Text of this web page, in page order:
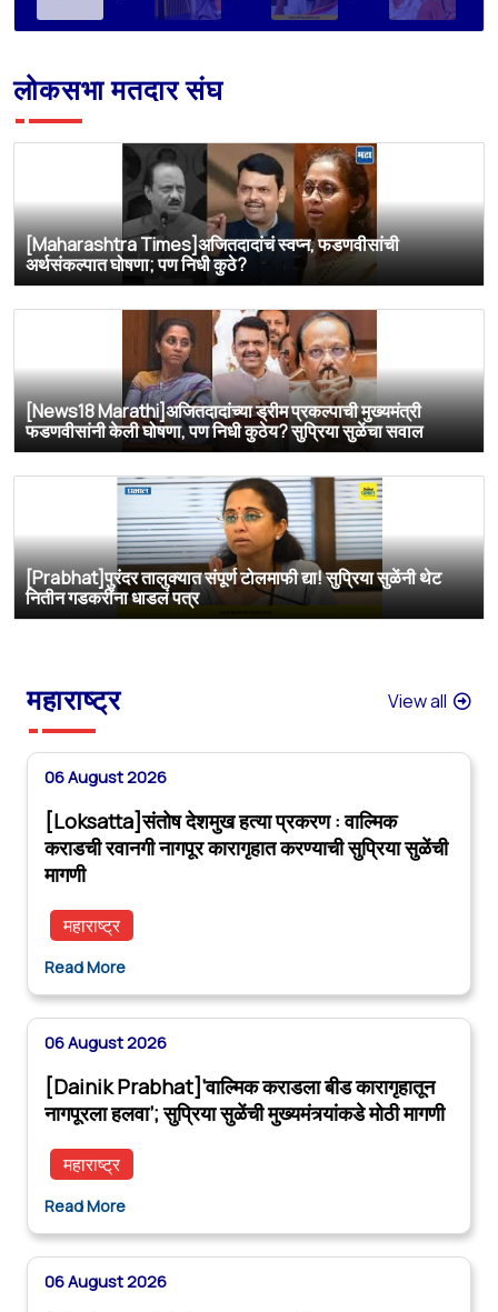
लोकसभा मतदार संघ
[Maharashtra Times]अजितदादांचं स्वप्न, फडणवीसांची
अर्थसंकल्पात घोषणा; पण निधी कुठे?
[News18 Marathi]अजितदादांच्या ड्रीम प्रकल्पाची मुख्यमंत्री
फडणवीसांनी केली घोषणा, पण निधी कुठेय? सुप्रिया सुळेंचा सवाल
[Prabhat]पुरंदर तालुक्यात संपूर्ण टोलमाफी द्या! सुप्रिया सुळेंनी थेट
नितीन गडकरींना धाडलं पत्र
महाराष्ट्र View all
06 August 2026
[Loksatta]संतोष देशमुख हत्या प्रकरण : वाल्मिक
कराडची रवानगी नागपूर कारागृहात करण्याची सुप्रिया सुळेंची
मागणी
महाराष्ट्र
Read More
06 August 2026
[Dainik Prabhat]‘वाल्मिक कराडला बीड कारागृहातून
नागपूरला हलवा’; सुप्रिया सुळेंची मुख्यमंत्र्यांकडे मोठी मागणी
महाराष्ट्र
Read More
06 August 2026